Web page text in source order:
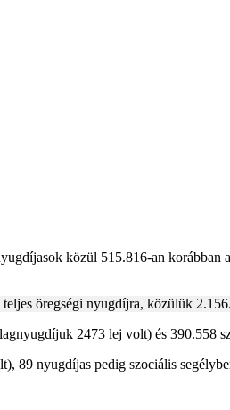
közül 515.816-an korábban
öregségi nyugdíjra, közülük
2473 lej volt) és
nyugdíjas pedig szociális